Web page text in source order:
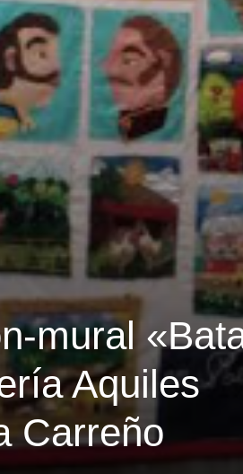
mural
Aquiles
Carreño